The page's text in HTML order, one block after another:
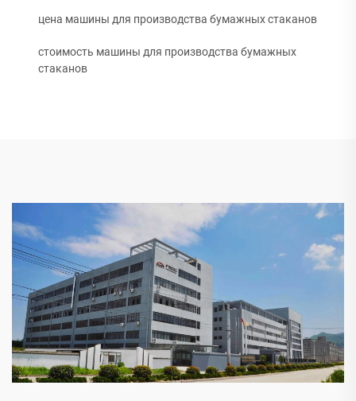
цена машины для производства бумажных стаканов
стоимость машины для производства бумажных
стаканов